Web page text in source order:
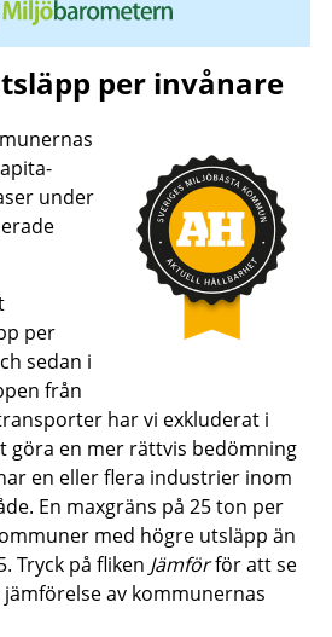
per invånare
under
per
sedan i
från
har vi exkluderat i
göra en mer rättvis bedömning
en eller flera industrier inom
En maxgräns på 25 ton per
med högre utsläpp än
Tryck på fliken Jämförför att se
av kommunernas